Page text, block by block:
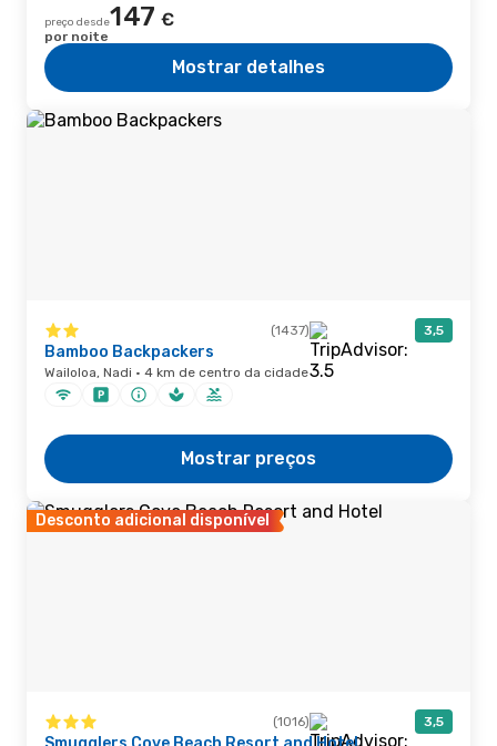
preço desde147 €
por noite
Mostrar detalhes
(1437) 3,5
Bamboo Backpackers
Wailoloa, Nadi · 4 km de centro da cidade
Mostrar preços
Desconto adicional disponível
(1016) 3,5